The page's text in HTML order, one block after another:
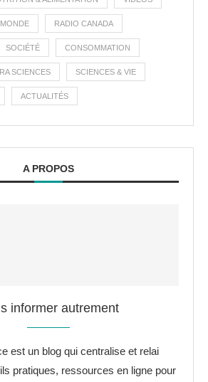
MONDE RADIO CANADA
SOCIÉTÉ CONSOMMATION
SCIENCES SCIENCES & VIE
ACTUALITÉS
A PROPOS
informer autrement
est un blog qui centralise et relai
pratiques, ressources en ligne pour